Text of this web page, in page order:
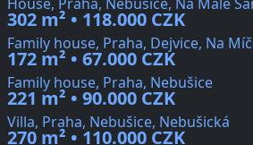
302 m² • 118.000 CZK
Family house, Praha, Dejvice, Na
172 m² • 67.000 CZK
Family house, Praha, Nebušice
221 m² • 90.000 CZK
Villa, Praha, Nebušice, Nebušická
270 m² • 110.000 CZK